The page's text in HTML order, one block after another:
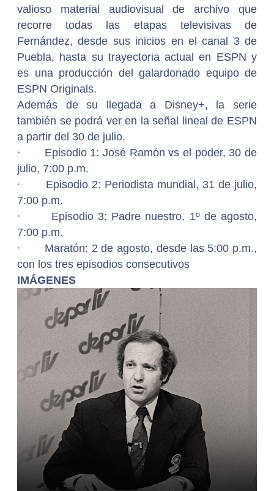
valioso material audiovisual de archivo que
recorre todas las etapas televisivas de
Fernández, desde sus inicios en el canal 3 de
Puebla, hasta su trayectoria actual en ESPN y
es una producción del galardonado equipo de
ESPN Originals.
Además de su llegada a Disney+, la serie
también se podrá ver en la señal lineal de ESPN
a partir del 30 de julio.
·
Episodio 1: José Ramón vs el poder, 30 de
julio, 7:00 p.m.
·
Episodio 2: Periodista mundial, 31 de julio,
7:00 p.m.
·
Episodio 3: Padre nuestro, 1º de agosto,
7:00 p.m.
·
Maratón: 2 de agosto, desde las 5:00 p.m.,
con los tres episodios consecutivos
IMÁGENES